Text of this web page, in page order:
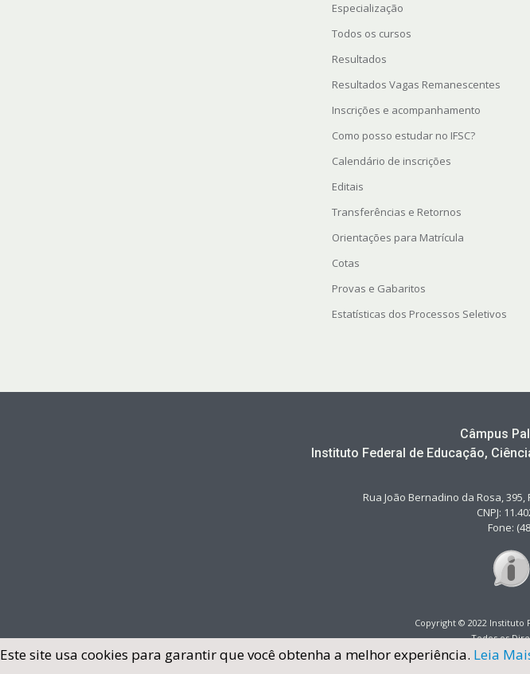
Especialização
Todos os cursos
Resultados
Resultados Vagas Remanescentes
Inscrições e acompanhamento
Como posso estudar no IFSC?
Calendário de inscrições
Editais
Transferências e Retornos
Orientações para Matrícula
Cotas
Provas e Gabaritos
Estatísticas dos Processos Seletivos
Câmpus
Instituto Federal de Educação,
Rua João Bernadino da Rosa,
CNPJ:
Fone:
Copyright © 2022 Instituto
Todos os
Este site usa cookies para garantir que você obtenha a melhor experiência. Leia